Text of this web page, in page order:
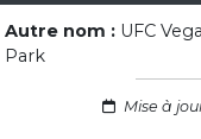
Autre nom : UFC
Park
Mise à